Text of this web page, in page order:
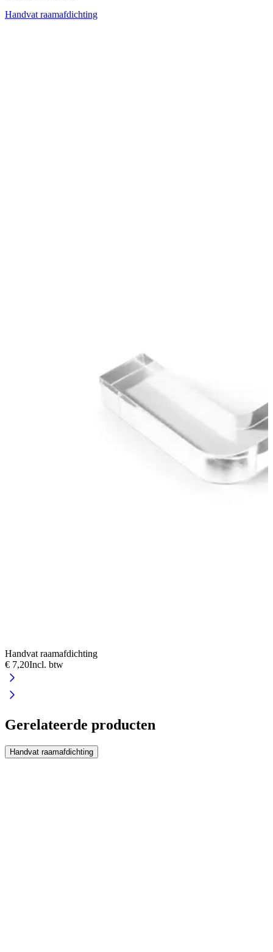
Handvat raamafdichting
Handvat raamafdichting
€ 7,20Incl. btw
Gerelateerde producten
Handvat raamafdichting